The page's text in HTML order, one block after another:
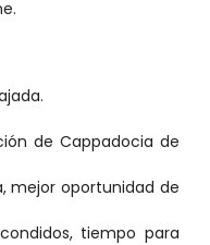
de Cappadocia de
mejor oportunidad de
tiempo para